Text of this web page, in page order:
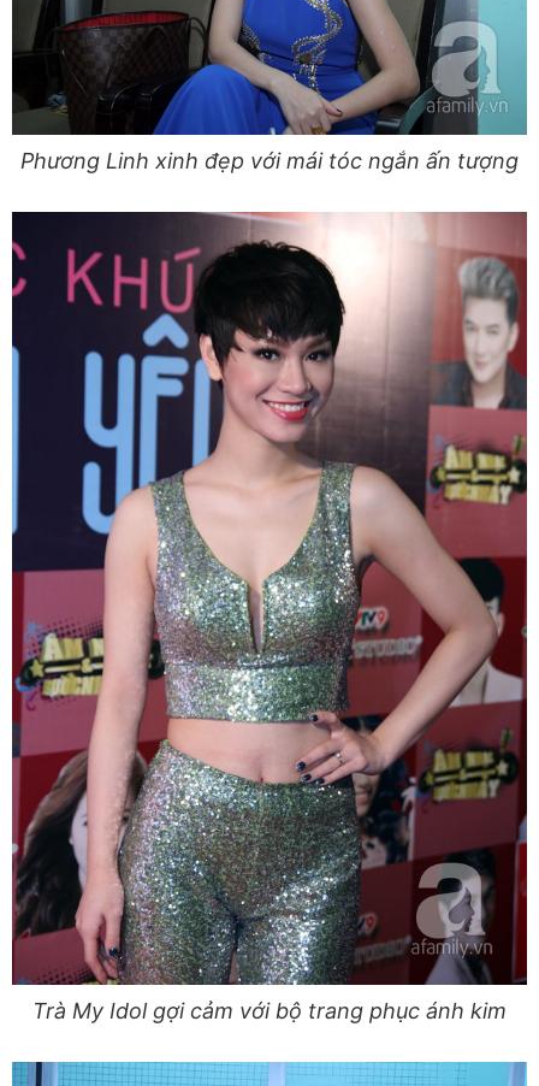
Phương Linh xinh đẹp với mái tóc ngắn ấn tượng
Trà My Idol gợi cảm với bộ trang phục ánh kim